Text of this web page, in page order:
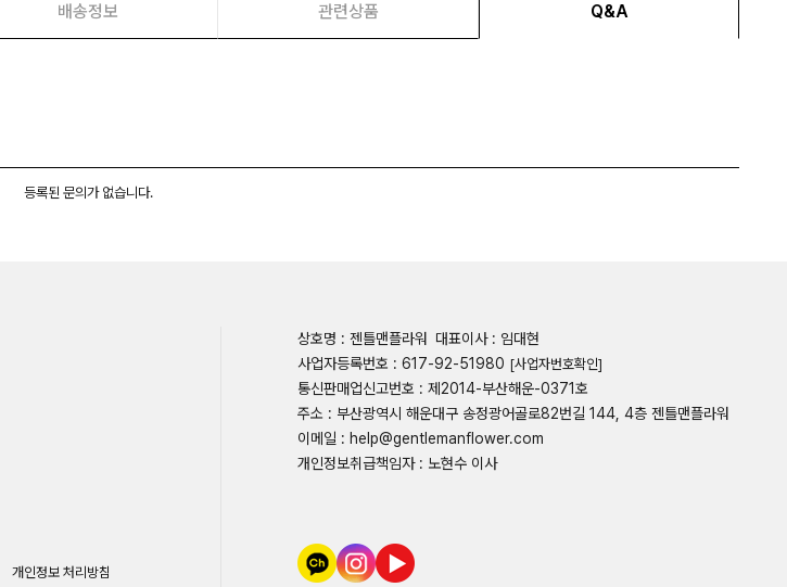
배송정보 관련상품 Q&A
등록된 문의가 없습니다.
개인정보 처리방침
상호명 : 젠틀맨플라워
대표이사 : 임대현
사업자등록번호 : 617-92-51980 [사업자번호확인]
통신판매업신고번호 : 제2014-부산해운-0371호
주소 : 부산광역시 해운대구 송정광어골로82번길 144, 4층 젠틀맨플라워
이메일 : help@gentlemanflower.com
개인정보취급책임자 : 노현수 이사